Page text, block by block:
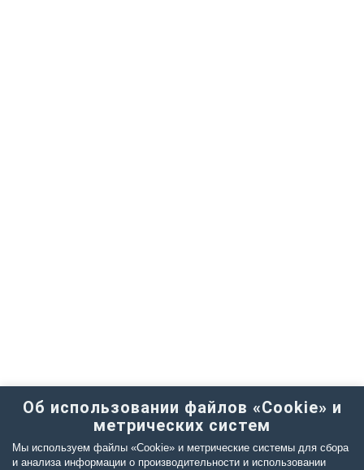
Об использовании файлов «Cookie» и
метрических систем
Мы используем файлы «Cookie» и метрические системы для сбора
и анализа информации о производительности и использовании